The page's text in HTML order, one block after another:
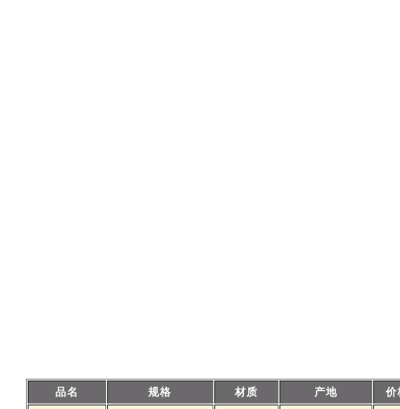
品名 规格 材质 产地
价